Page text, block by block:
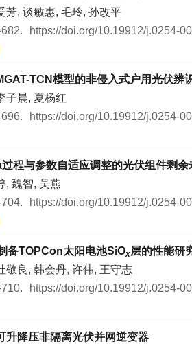
芳, 谈敏惠, 毛玲, 孙改平
https://doi.org/10.19912/j.0254-
TCN模型的非侵入式户用光伏辨
子晨, 夏杨红
https://doi.org/10.19912/j.0254-
程与参数自适应调整的光伏组件剩余
, 魏智, 吴燕
https://doi.org/10.19912/j.0254-
备TOPCon太阳电池SiOx层的性能研
敬良, 韩会丹, 许伟, 王守志
https://doi.org/10.19912/j.0254-
升降压非隔离光伏并网逆变器